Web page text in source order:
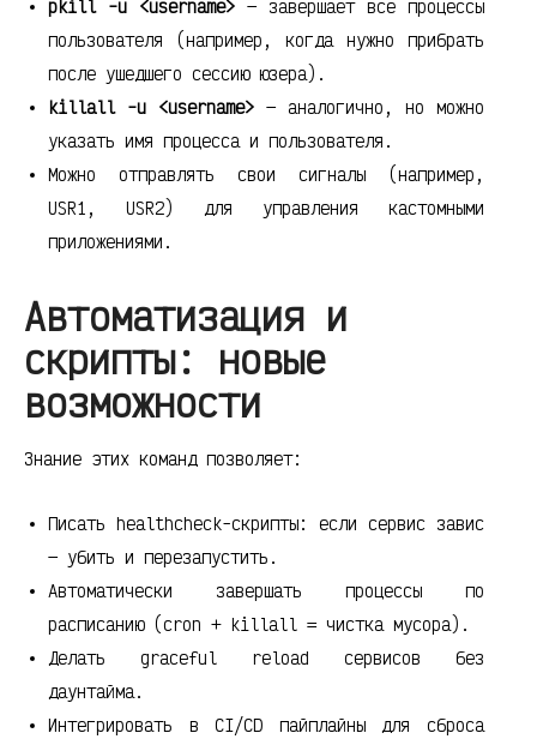
pkill -u <username>— завершает все процессы
пользователя (например, когда нужно прибрать
после ушедшего сессию юзера).
killall -u <username>— аналогично, но можно
указать имя процесса и пользователя.
Можно отправлять свои сигналы (например,
USR1, USR2) для управления кастомными
приложениями.
Автоматизация и
скрипты: новые
возможности
Знание этих команд позволяет:
Писать healthcheck-скрипты: если сервис завис
— убить и перезапустить.
Автоматически завершать процессы по
расписанию (cron + killall = чистка мусора).
Делать graceful reload сервисов без
даунтайма.
Интегрировать в CI/CD пайплайны для сброса